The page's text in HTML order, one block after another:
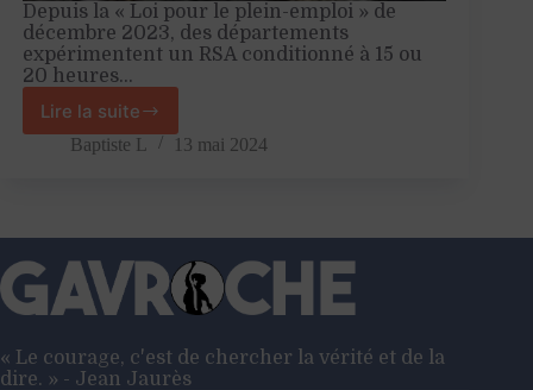
Depuis la « Loi pour le plein-emploi » de
décembre 2023, des départements
expérimentent un RSA conditionné à 15 ou
20 heures…
Lire la suite
Non,
le
une
usine
à
chômage
Baptiste L 13 mai 2024
« Le courage, c'est de chercher la vérité et de la
dire. » - Jean Jaurès